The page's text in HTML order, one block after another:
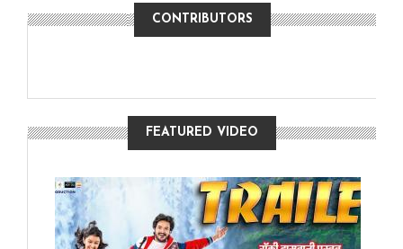
CONTRIBUTORS
FEATURED VIDEO